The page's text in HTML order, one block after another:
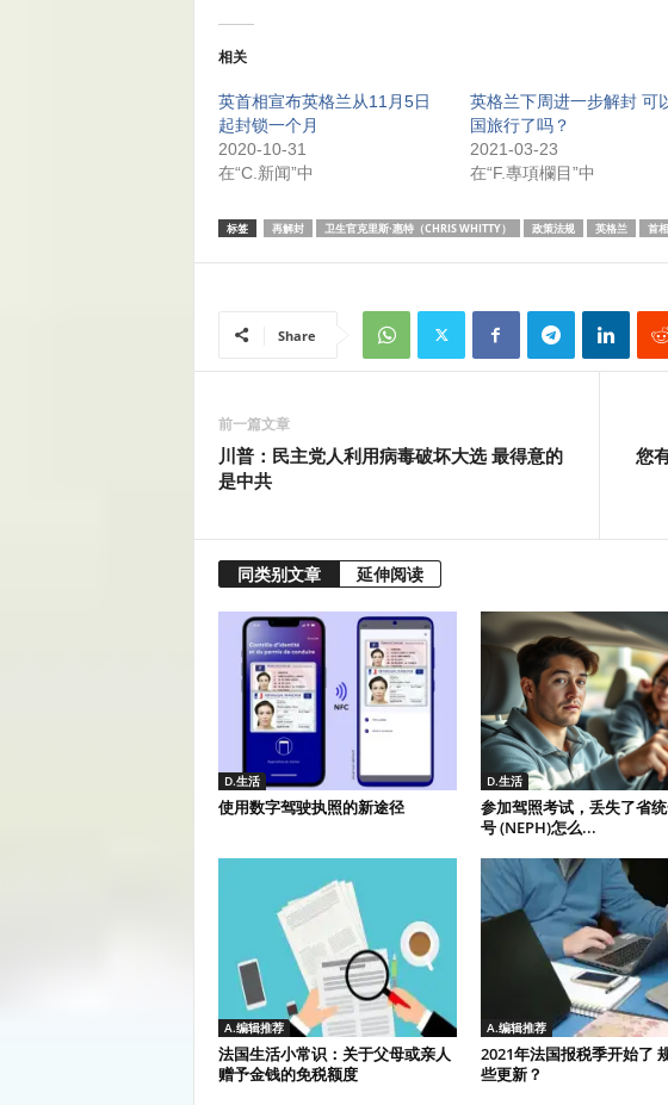
相关
英首相宣布英格兰从11月5日
起封锁一个月
2020-10-31
在“C.新闻”中
英格兰下周进一步解封 可
国旅行了吗？
2021-03-23
在“F.專項欄目”中
标签 再解封 卫生官克里斯·惠特（CHRIS WHITTY） 政策法规 英格兰 首
Share
前一篇文章
川普：民主党人利用病毒破坏大选 最得意的
是中共
您
同类别文章 延伸阅读
D.生活
使用数字驾驶执照的新途径
D.生活
参加驾照考试，丢失了省
号 (NEPH)怎么...
A.编辑推荐
法国生活小常识：关于父母或亲人
赠予金钱的免税额度
A.编辑推荐
2021年法国报税季开始了
些更新？